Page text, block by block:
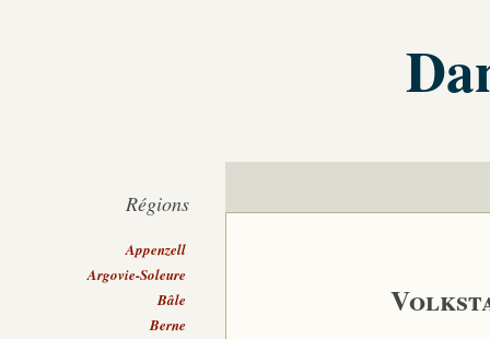
Régions
Appenzell
Argovie-Soleure
Bâle
Berne